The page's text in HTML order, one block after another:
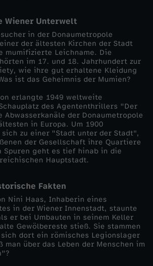
Wiener Unterwelt
in der Donaumetropole
der ältesten Kirchen der Stadt
mumifizierte Leichname. Die
im 17. und 18. Jahrhundert zur
wie ihre gut erhaltene Kleidung
ist das Geheimnis der Mumien?
erlangte 1949 weltweite
des Agententhrillers "Der
Abwasserkanäle der Donaumetropole
in Europa. Um 1900
zu einer "Stadt unter der Stadt",
der Gesellschaft ihre Quartiere
Spuren geht es tief hinab in die
Hauptstadt.
Fakten
Nini Haas, Inhaberin eines
in der Wiener Innenstadt, staunte
er bei Umbauten in seinem Keller
Gewölbereste stieß. Sie stammen
dort ein römisches Legionslager
man über das Leben der Menschen im